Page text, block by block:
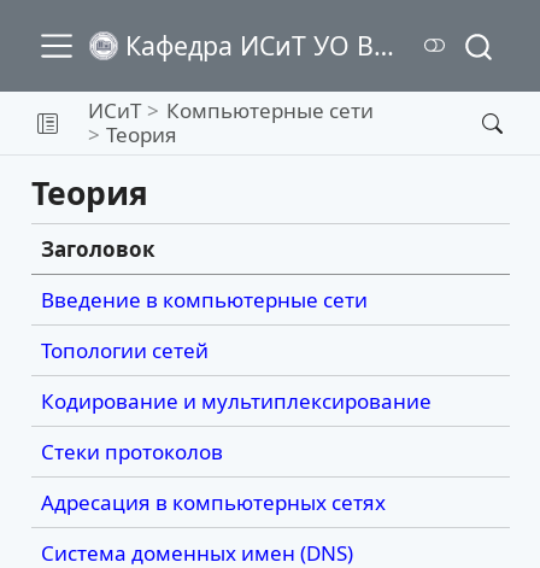
Кафедра ИСиТ УО ВГТУ
ИСиТ
Компьютерные сети
Теория
Теория
Заголовок
Введение в компьютерные сети
Топологии сетей
Кодирование и мультиплексирование
Стеки протоколов
Адресация в компьютерных сетях
Система доменных имен (DNS)